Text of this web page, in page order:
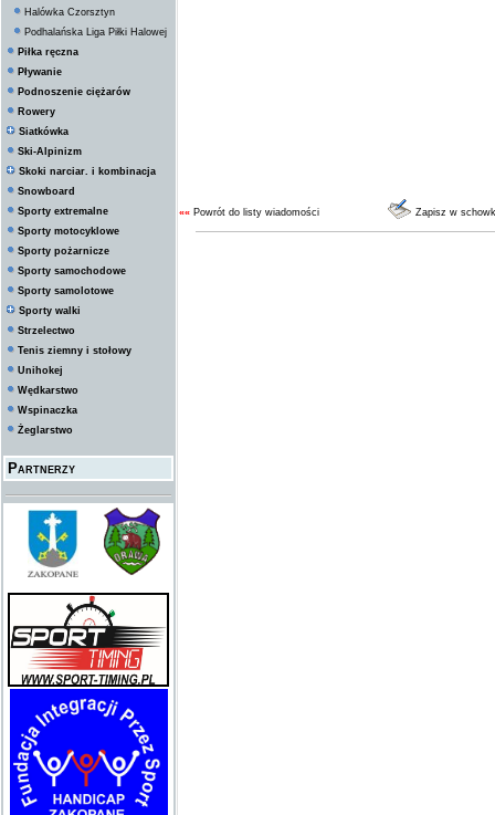
Halówka Czorsztyn
Podhalańska Liga Piłki Halowej
Piłka ręczna
Pływanie
Podnoszenie ciężarów
Rowery
Siatkówka
Ski-Alpinizm
Skoki narciar. i kombinacja
Snowboard
Sporty extremalne
Sporty motocyklowe
Sporty pożarnicze
Sporty samochodowe
Sporty samolotowe
Sporty walki
Strzelectwo
Tenis ziemny i stołowy
Unihokej
Wędkarstwo
Wspinaczka
Żeglarstwo
Partnerzy
«« Powrót do listy wiadomości Zapisz w